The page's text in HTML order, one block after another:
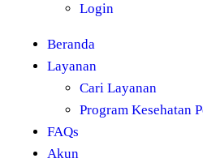
Login
Beranda
Layanan
Cari Layanan
Program Kesehatan
FAQs
Akun